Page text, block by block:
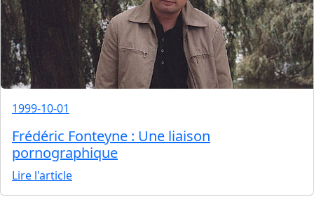
1999-10-01
Frédéric Fonteyne : Une liaison
pornographique
Lire l'article